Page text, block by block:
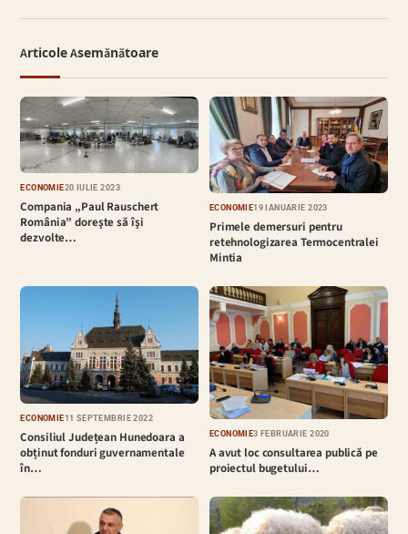
Articole Asemănătoare
ECONOMIE20 IULIE 2023
Compania „Paul Rauschert
România” doreşte să îşi
dezvolte…
ECONOMIE19 IANUARIE 2023
Primele demersuri pentru
retehnologizarea Termocentralei
Mintia
ECONOMIE11 SEPTEMBRIE 2022
Consiliul Județean Hunedoara a
obținut fonduri guvernamentale
în…
ECONOMIE3 FEBRUARIE 2020
A avut loc consultarea publică pe
proiectul bugetului…